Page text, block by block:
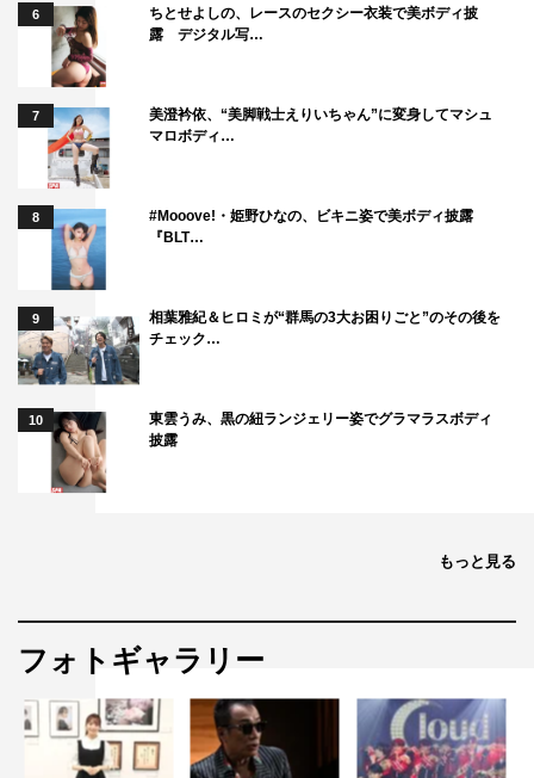
6
ちとせよしの、レースのセクシー衣装で美ボディ披
露 デジタル写…
7
美澄衿依、“美脚戦士えりいちゃん”に変身してマシュ
マロボディ…
8
#Mooove!・姫野ひなの、ビキニ姿で美ボディ披露
『BLT…
9
相葉雅紀＆ヒロミが“群馬の3大お困りごと”のその後を
チェック…
10
東雲うみ、黒の紐ランジェリー姿でグラマラスボディ
披露
もっと見る
フォトギャラリー